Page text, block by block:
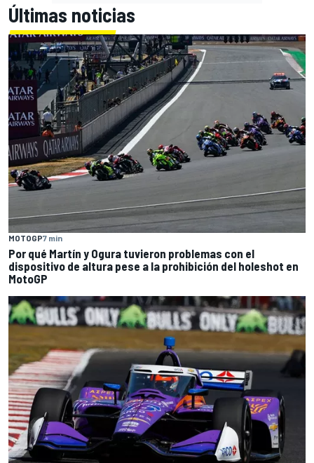
Últimas noticias
MOTOGP7 min
Por qué Martín y Ogura tuvieron problemas con el
dispositivo de altura pese a la prohibición del holeshot en
MotoGP